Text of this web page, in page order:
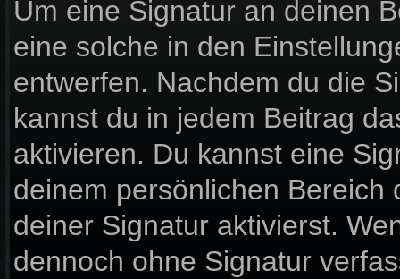
Um eine Signatur an deinen
eine solche in den
entwerfen. Nachdem du die
kannst du in jedem Beitrag
aktivieren. Du kannst eine
deinem persönlichen
deiner Signatur aktivierst.
dennoch ohne Signatur